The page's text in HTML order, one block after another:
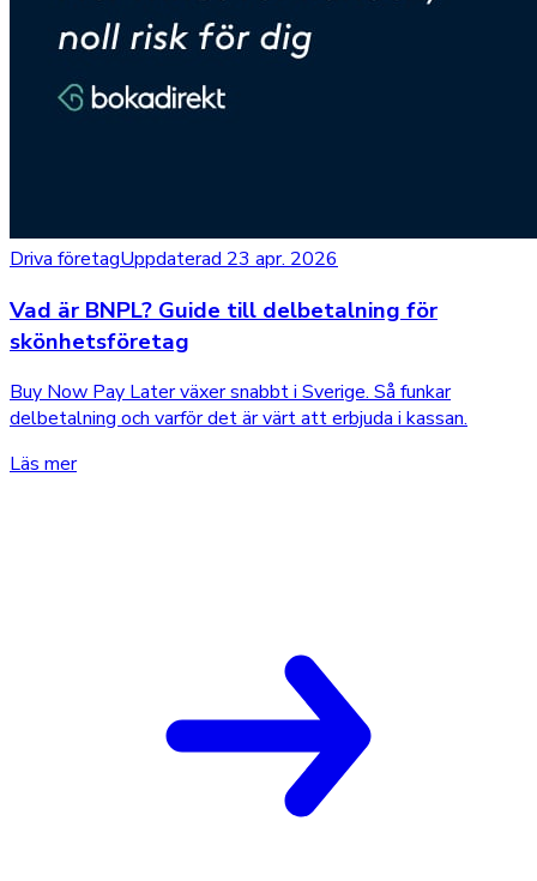
Driva företagUppdaterad 23 apr. 2026
Vad är BNPL? Guide till delbetalning för
skönhetsföretag
Buy Now Pay Later växer snabbt i Sverige. Så funkar
delbetalning och varför det är värt att erbjuda i kassan.
Läs mer